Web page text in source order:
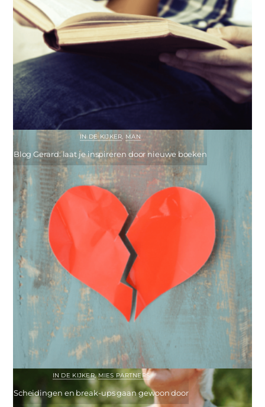
IN DE KIJKER MAN
Blog Gerard: laat je inspireren door nieuwe boeken
IN DE KIJKER,MIES PARTNERS
Scheidingen en break-ups gaan gewoon door